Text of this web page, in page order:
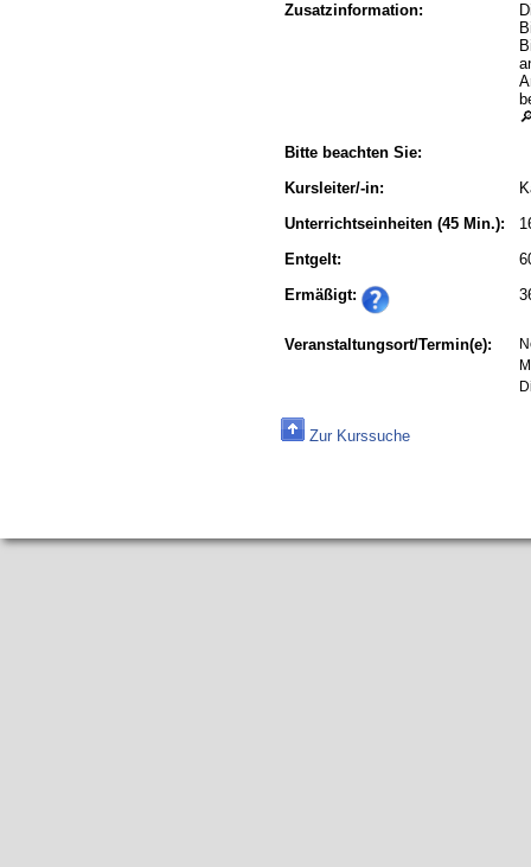
Zusatzinformation:
Bitte beachten Sie:
Kursleiter/-in:
Unterrichtseinheiten (45 Min.):
Entgelt:
Ermäßigt:
Veranstaltungsort/Termin(e):
Zur Kurssuche